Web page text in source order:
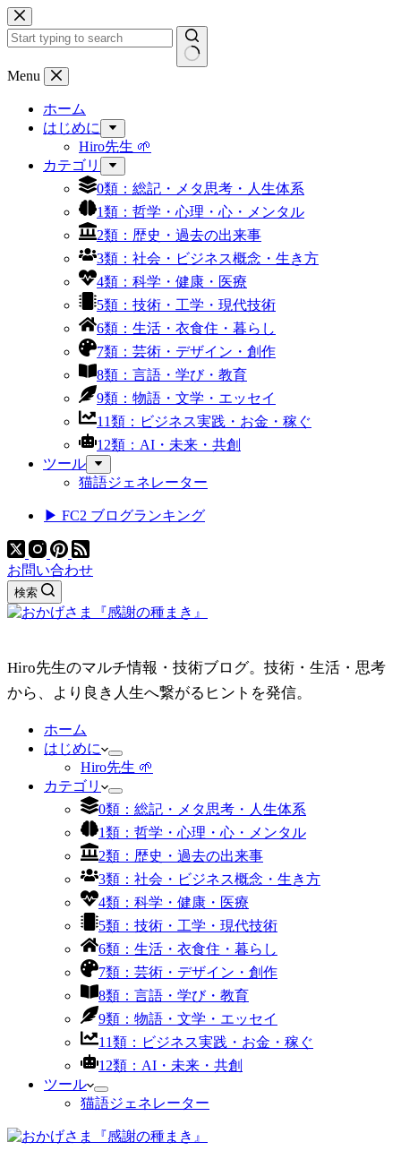
コ
ン
テ
ン
結
Menu
ホーム
はじめに
Hiro先生 🌱
カテゴリ
0類：総記・メタ思考・人生体系
1類：哲学・心理・心・メンタル
2類：歴史・過去の出来事
3類：社会・ビジネス概念・生き方
4類：科学・健康・医療
5類：技術・工学・現代技術
6類：生活・衣食住・暮らし
7類：芸術・デザイン・創作
8類：言語・学び・教育
9類：物語・文学・エッセイ
11類：ビジネス実践・お金・稼ぐ
12類：AI・未来・共創
ツール
猫語ジェネレーター
▶ FC2 ブログランキング
お問い合わせ
検索
Hiro先生のマルチ情報・技術ブログ。技術・生活・思考
から、より良き人生へ繋がるヒントを発信。
ホーム
はじめに
Hiro先生 🌱
カテゴリ
0類：総記・メタ思考・人生体系
1類：哲学・心理・心・メンタル
2類：歴史・過去の出来事
3類：社会・ビジネス概念・生き方
4類：科学・健康・医療
5類：技術・工学・現代技術
6類：生活・衣食住・暮らし
7類：芸術・デザイン・創作
8類：言語・学び・教育
9類：物語・文学・エッセイ
11類：ビジネス実践・お金・稼ぐ
12類：AI・未来・共創
ツール
猫語ジェネレーター